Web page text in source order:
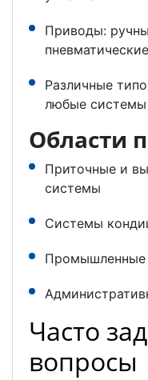
Приводы:
пневматические
Различные
любые системы
Области
Приточные и
системы
Системы
Промышленные
Часто
вопросы